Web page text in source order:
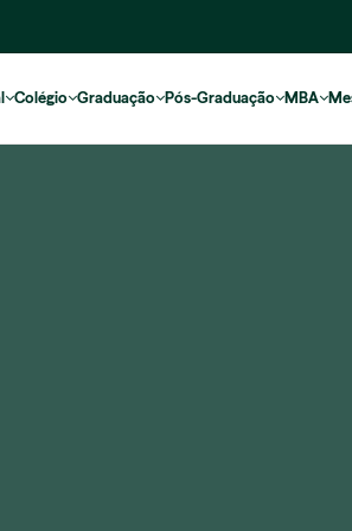
Colégio Graduação Pós-Graduação MBA